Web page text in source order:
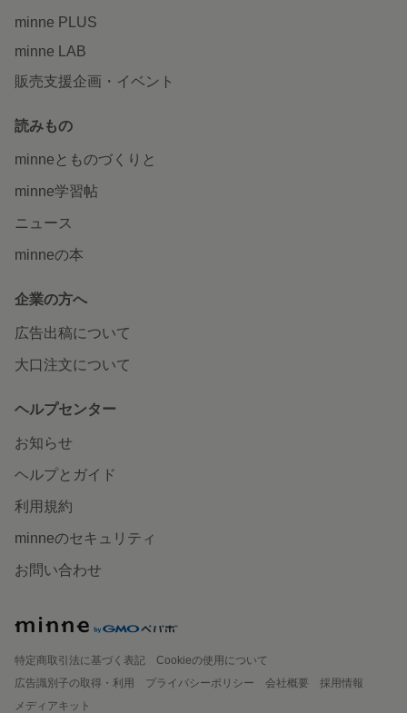
minne PLUS
minne LAB
販売支援企画・イベント
読みもの
minneとものづくりと
minne学習帖
ニュース
minneの本
企業の方へ
広告出稿について
大口注文について
ヘルプセンター
お知らせ
ヘルプとガイド
利用規約
minneのセキュリティ
お問い合わせ
特定商取引法に基づく表記
Cookieの使用について
広告識別子の取得・利用
プライバシーポリシー 会社概要
採用情報
メディアキット